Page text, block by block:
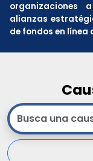
organizaciones
alianzas
de fondos en línea